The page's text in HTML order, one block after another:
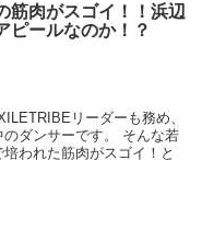
筋肉がスゴイ！！浜辺
ピールなのか！？
リーダーも務め、
ダンサーです。 そんな若
われた筋肉がスゴイ！と